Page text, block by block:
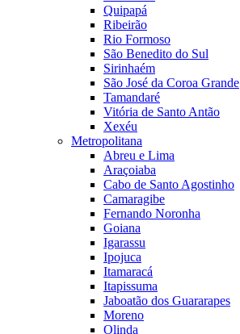
Quipapá
Ribeirão
Rio Formoso
São Benedito do Sul
Sirinhaém
São José da Coroa Grande
Tamandaré
Vitória de Santo Antão
Xexéu
Metropolitana
Abreu e Lima
Araçoiaba
Cabo de Santo Agostinho
Camaragibe
Fernando Noronha
Goiana
Igarassu
Ipojuca
Itamaracá
Itapissuma
Jaboatão dos Guararapes
Moreno
Olinda